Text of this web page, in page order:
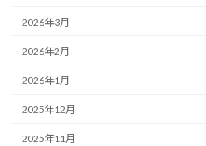
2026年3月
2026年2月
2026年1月
2025年12月
2025年11月